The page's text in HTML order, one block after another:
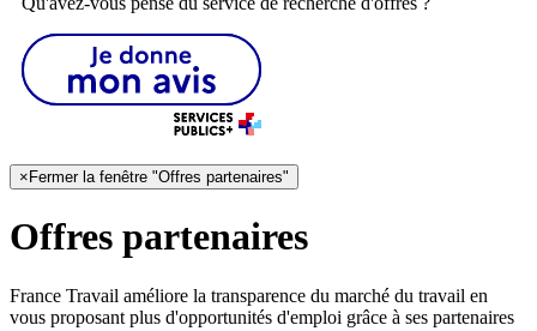
×Fermer la fenêtre "Offres partenaires"
Offres partenaires
France Travail améliore la transparence du marché du travail en
vous proposant plus d'opportunités d'emploi grâce à ses partenaires